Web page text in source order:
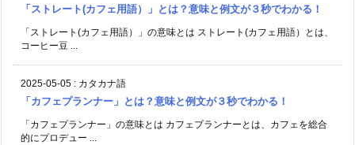
「ストレート(カフェ用語）」とは？意味と例文が３秒でわかる！
「ストレート(カフェ用語）」の意味とは ストレート(カフェ用語）とは、
コーヒー豆 ...
2025-05-05 : カタカナ語
「カフェプランナー」とは？意味と例文が３秒でわかる！
「カフェプランナー」の意味とは カフェプランナーとは、カフェを総合
的にプロデュー ...